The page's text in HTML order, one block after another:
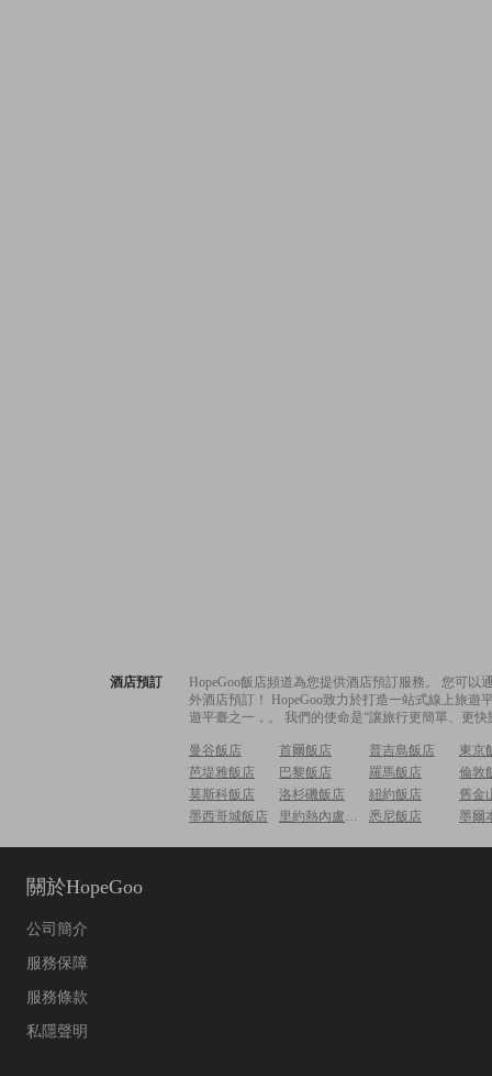
酒店預訂
HopeGoo飯店頻道為您提供酒店預訂服務。 您可
外酒店預訂！ HopeGoo致力於打造一站式線上旅
遊平臺之一，。 我們的使命是“讓旅行更簡單、更
曼谷飯店 首爾飯店 普吉島飯店
東京
芭堤雅飯店
巴黎飯店 羅馬飯店
倫敦
莫斯科飯店
洛杉磯飯店 紐約飯店
舊金
墨西哥城飯店
里約熱內盧飯店 悉尼飯店 墨爾
關於HopeGoo
公司簡介
服務保障
服務條款
私隱聲明